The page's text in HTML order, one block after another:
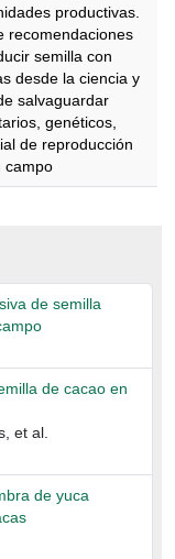
productivas.
recomendaciones
semilla con
desde la ciencia y
salvaguardar
genéticos,
de reproducción
campo
de semilla
de cacao en
et al.
de yuca